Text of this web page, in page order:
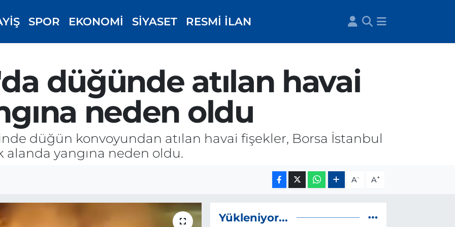
SPOR EKONOMİ SİYASET RESMİ İLAN
düğünde atılan havai
neden oldu
düğün konvoyundan atılan havai fişekler, Borsa İstanbul
alanda yangına neden oldu.
A- A+
Yükleniyor...